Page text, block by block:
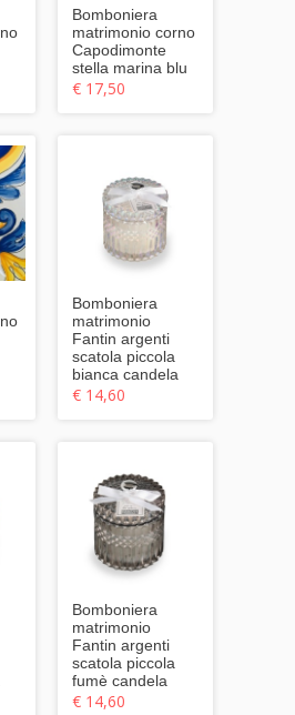
Bomboniera
matrimonio corno
Capodimonte
stella marina blu
€ 17,50
Bomboniera
matrimonio
Fantin argenti
scatola piccola
bianca candela
€ 14,60
Bomboniera
matrimonio
Fantin argenti
scatola piccola
fumè candela
€ 14,60